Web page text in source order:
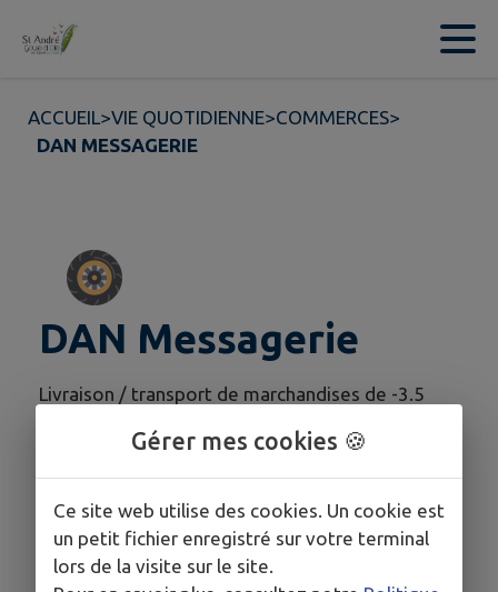
Contenu
ACCUEIL>VIE QUOTIDIENNE>COMMERCES>
DAN MESSAGERIE
DAN Messagerie
Livraison / transport de marchandises de -3.5
COORDONNÉES
64 La Brossière - 85250 St André Goule d'Oie
Gérer mes cookies 🍪
Ce site web utilise des cookies. Un cookie est
un petit fichier enregistré sur votre terminal
lors de la visite sur le site.